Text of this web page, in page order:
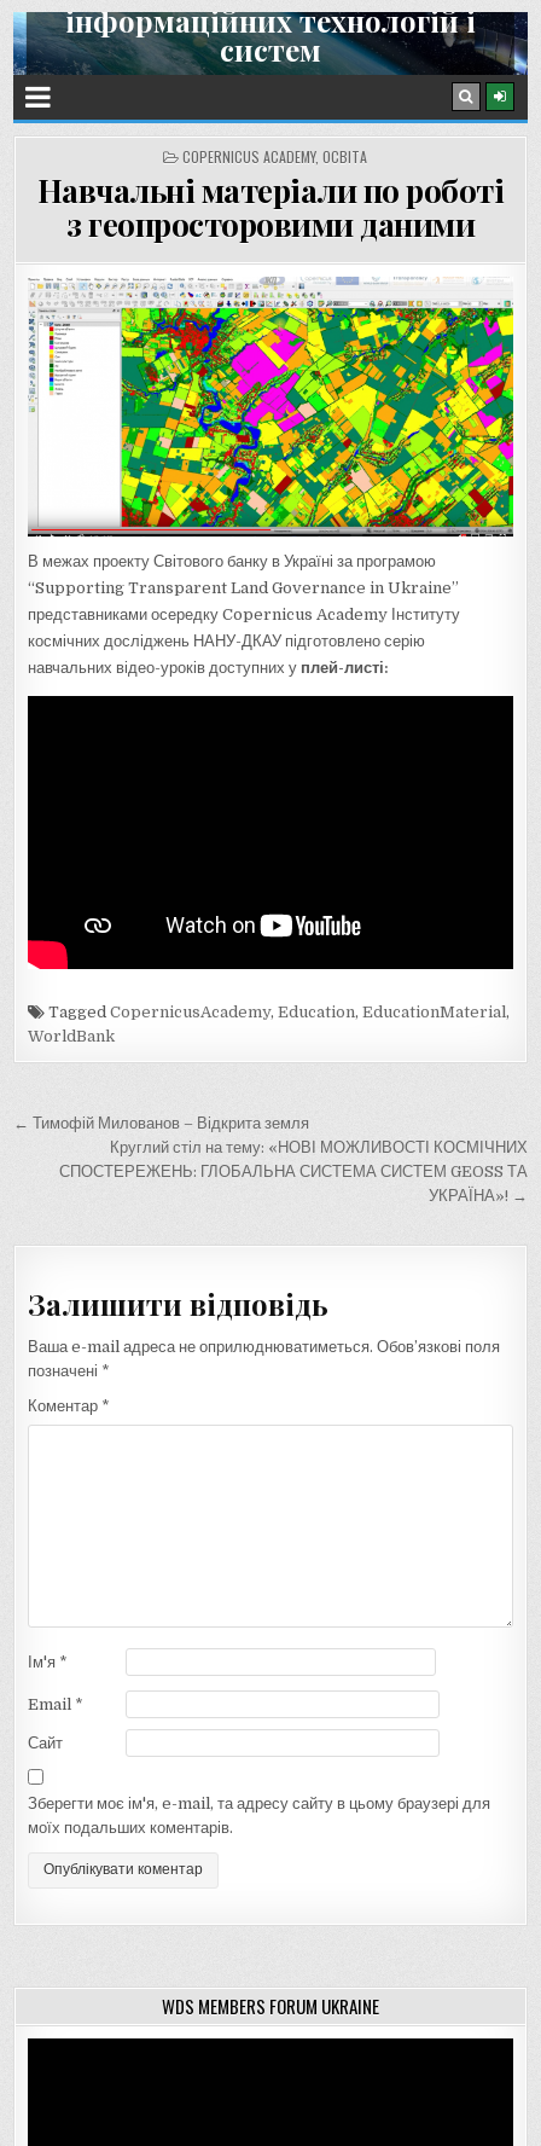
Skip
to
content
інформаційних технологій і
систем
Інститут космічних досліджень НАН України та ДКА України
POSTED
IN
COPERNICUS ACADEMY, ОСВІТА
Навчальні матеріали по роботі
з геопросторовими даними
В межах проекту Світового банку в Україні за програмою
“Supporting Transparent Land Governance in Ukraine”
представниками осередку Copernicus Academy Інституту
космічних досліджень НАНУ-ДКАУ підготовлено серію
навчальних відео-уроків доступних у плей-листі:
TaggedCopernicusAcademy,Education,EducationMaterial,
WorldBank
Навігація
записів
← Тимофій Милованов – Відкрита земля
Круглий стіл на тему: «НОВІ МОЖЛИВОСТІ КОСМІЧНИХ
СПОСТЕРЕЖЕНЬ: ГЛОБАЛЬНА СИСТЕМА СИСТЕМ GEOSS ТА
УКРАЇНА»! →
Залишити відповідь
Ваша e-mail адреса не оприлюднюватиметься. Обов’язкові поля
позначені *
Коментар *
Ім'я *
Email *
Сайт
Зберегти моє ім'я, e-mail, та адресу сайту в цьому браузері для
моїх подальших коментарів.
WDS MEMBERS FORUM UKRAINE